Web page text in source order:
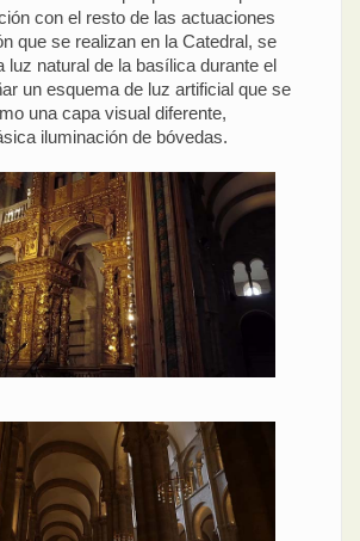
con el resto de las actuaciones
que se realizan en la Catedral, se
luz natural de la basílica durante el
un esquema de luz artificial que se
una capa visual diferente,
iluminación de bóvedas.